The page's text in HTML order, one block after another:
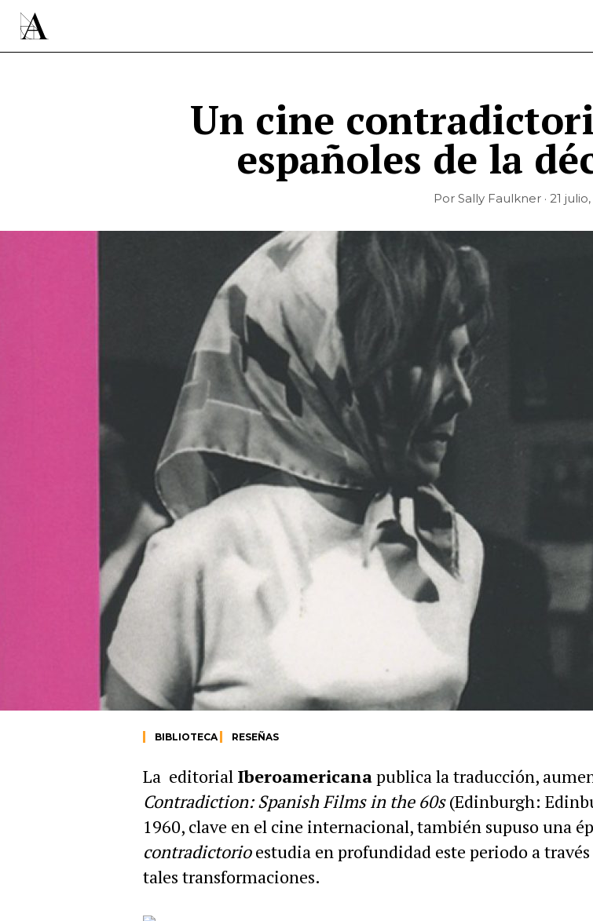
Un cine
españoles de la
Por Sally Faulkner · 21
BIBLIOTECA RESEÑAS
La editorial Iberoamericanapublica la traducción,
Contradiction: Spanish Films in the 60s(Edinburgh:
1960, clave en el cine internacional, también supuso una
contradictorioestudia en profundidad este periodo a
tales transformaciones.